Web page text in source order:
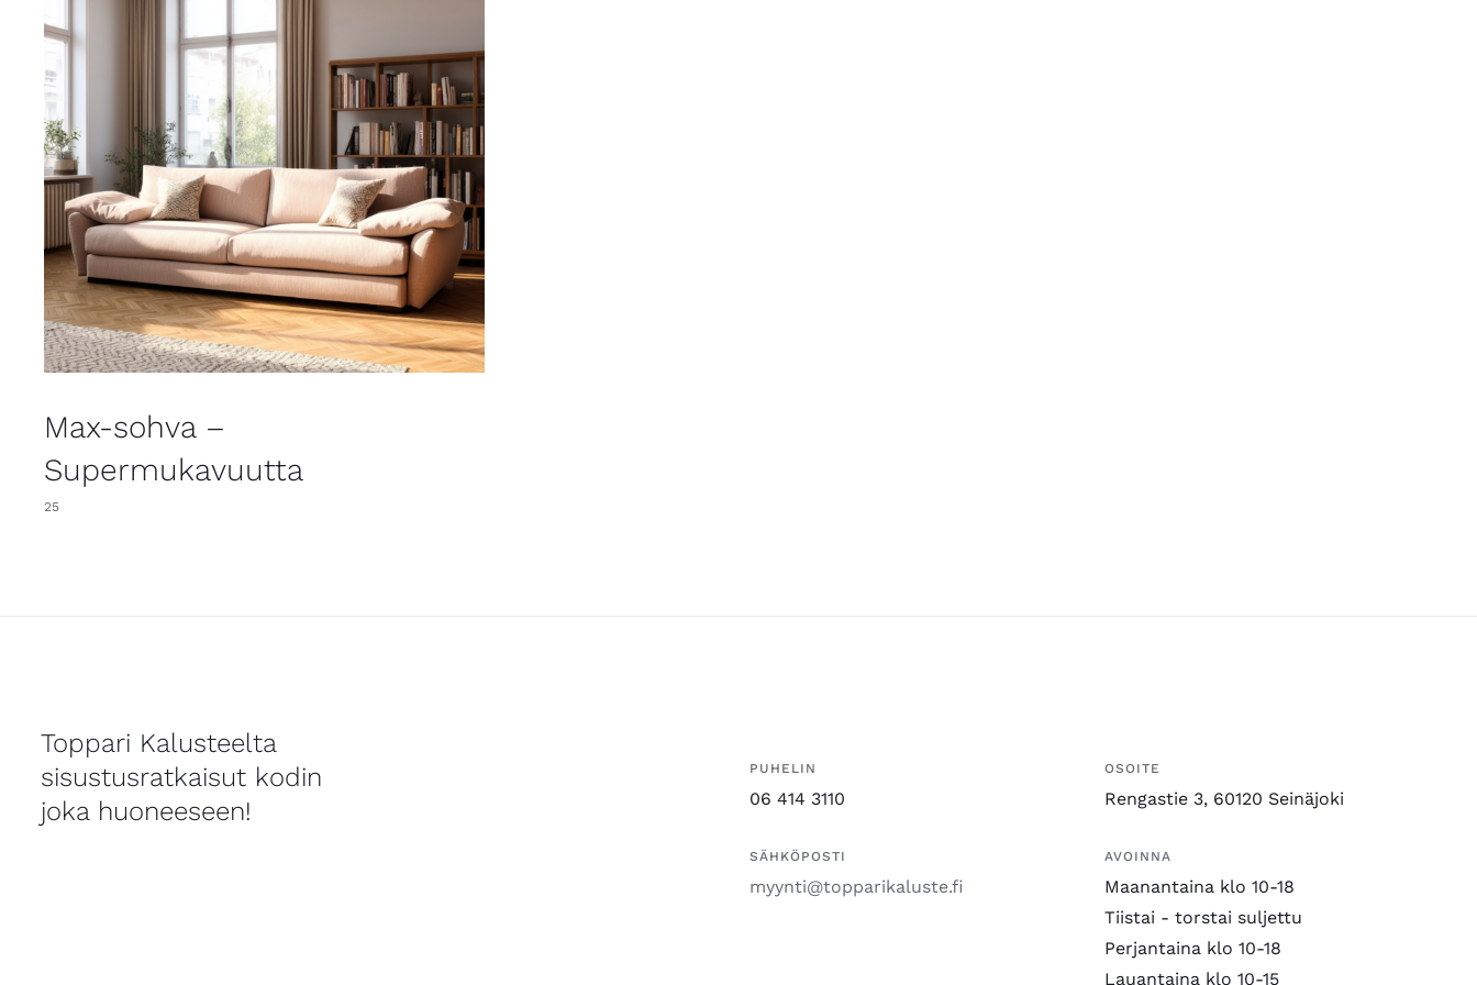
Max-sohva –
Supermukavuutta
25
Toppari Kalusteelta
sisustusratkaisut kodin
joka huoneeseen!
PUHELIN
06 414 3110
SÄHKÖPOSTI
myynti@topparikaluste.fi
OSOITE
Rengastie 3, 60120 Seinäjoki
AVOINNA
Maanantaina klo 10-18
Tiistai - torstai suljettu
Perjantaina klo 10-18
Lauantaina klo 10-15